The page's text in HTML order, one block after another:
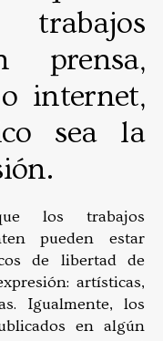
prensa,
internet,
sea la
los trabajos
pueden estar
de libertad de
artísticas,
Igualmente, los
en algún